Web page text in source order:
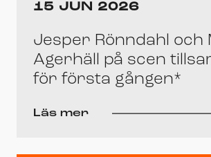
15 JUN 2026
Jesper Rönndahl och
Agerhäll på scen
för första gången*
Läs mer